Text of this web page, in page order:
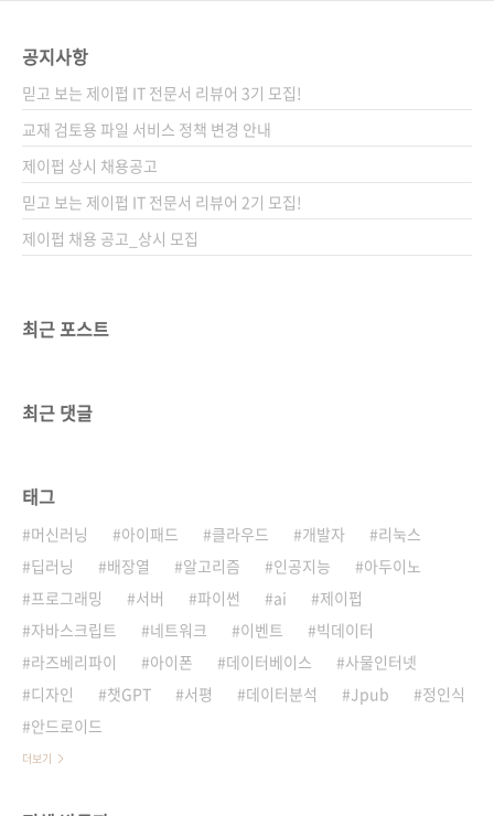
(170*225*16.6)제 본 무선(soft cover)정 가
25,000원ISBN 979-11-91600-43-8 (93000)
키워드 인공지능 / AI / 머신러닝 ..
공지사항
믿고 보는 제이펍 IT 전문서 리뷰어 3기 모집!
교재 검토용 파일 서비스 정책 변경 안내
제이펍 상시 채용공고
믿고 보는 제이펍 IT 전문서 리뷰어 2기 모집!
제이펍 채용 공고_상시 모집
최근 포스트
최근 댓글
태그
머신러닝 아이패드 클라우드 개발자
리눅스
딥러닝
배장열 알고리즘 인공지능
아두이노
프로그래밍
서버 파이썬 ai
제이펍
자바스크립트
네트워크 이벤트
빅데이터
라즈베리파이
아이폰 데이터베이스
사물인터넷
디자인
챗GPT 서평 데이터분석 Jpub
정인식
안드로이드
더보기